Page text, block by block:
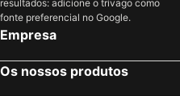
resultados: adicione o trivago como
fonte preferencial no Google.
Empresa
Os nossos produtos